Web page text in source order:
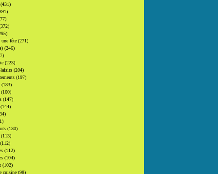
(431)
une fête (271)
(246)
(223)
(204)
(197)
(183)
(160)
(147)
(144)
(130)
(113)
(112)
(112)
(104)
(102)
cuisine (98)